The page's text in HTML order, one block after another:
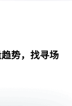
势，找寻场